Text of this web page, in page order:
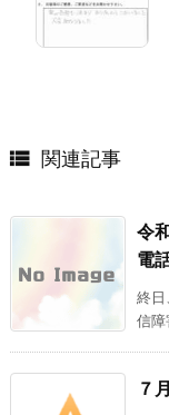
 関連記事
令
電
終日
信障
７